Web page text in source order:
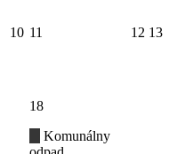
10 11 12 13
18
Komunálny